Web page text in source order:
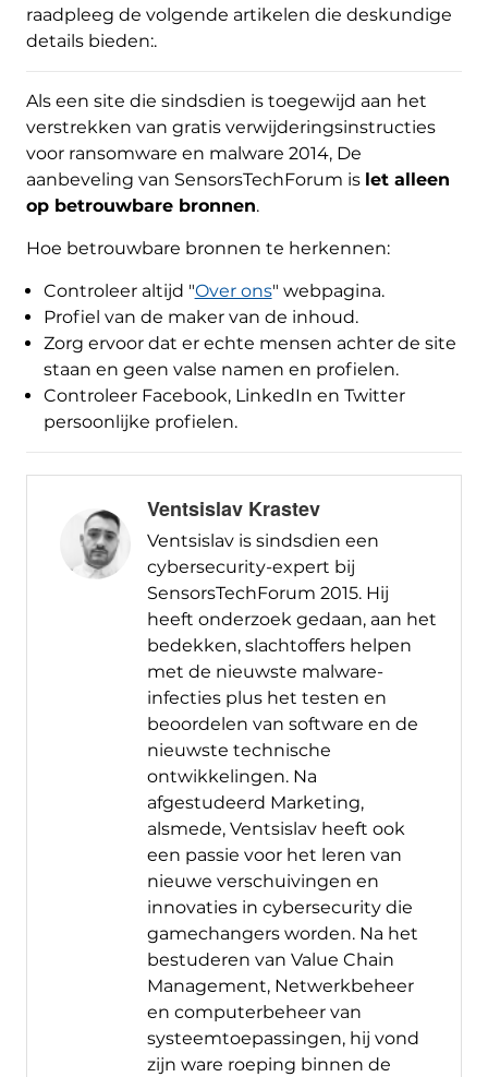
raadpleeg de volgende artikelen die deskundige
details bieden:.
Als een site die sindsdien is toegewijd aan het
verstrekken van gratis verwijderingsinstructies
voor ransomware en malware 2014, De
aanbeveling van SensorsTechForum is let alleen
op betrouwbare bronnen.
Hoe betrouwbare bronnen te herkennen:
Controleer altijd "Over ons" webpagina.
Profiel van de maker van de inhoud.
Zorg ervoor dat er echte mensen achter de site
staan ​​en geen valse namen en profielen.
Controleer Facebook, LinkedIn en Twitter
persoonlijke profielen.
Ventsislav Krastev
Ventsislav is sindsdien een
cybersecurity-expert bij
SensorsTechForum 2015. Hij
heeft onderzoek gedaan, aan het
bedekken, slachtoffers helpen
met de nieuwste malware-
infecties plus het testen en
beoordelen van software en de
nieuwste technische
ontwikkelingen. Na
afgestudeerd Marketing,
alsmede, Ventsislav heeft ook
een passie voor het leren van
nieuwe verschuivingen en
innovaties in cybersecurity die
gamechangers worden. Na het
bestuderen van Value Chain
Management, Netwerkbeheer
en computerbeheer van
systeemtoepassingen, hij vond
zijn ware roeping binnen de